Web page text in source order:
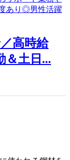
高時給
＆土日...